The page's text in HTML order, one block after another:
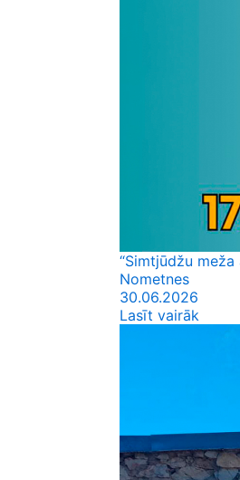
“Simtjūdžu
Nometnes
30.06.2026
Lasīt vairāk